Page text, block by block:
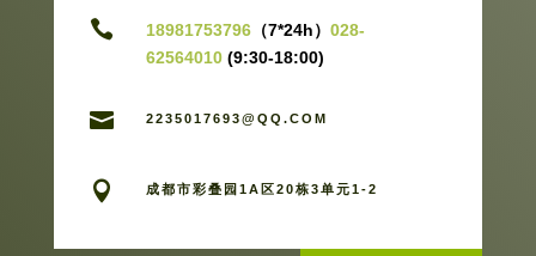
 18981753796（7*24h） 028-
62564010 (9:30-18:00)
 2235017693@QQ.COM
 成都市彩叠园1A区20栋3单元1-2